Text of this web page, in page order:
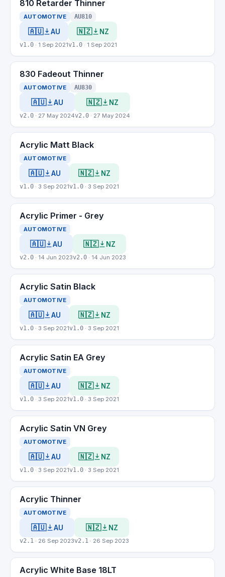
810 Retarder Thinner
AUTOMOTIVE AU810
🇦🇺 AU
v1.0 · 1 Sep 2021
🇳🇿 NZ
v1.0 · 1 Sep 2021
830 Fadeout Thinner
AUTOMOTIVE AU830
🇦🇺 AU
v2.0 · 27 May 2024
🇳🇿 NZ
v2.0 · 27 May 2024
Acrylic Matt Black
AUTOMOTIVE
🇦🇺 AU
v1.0 · 3 Sep 2021
🇳🇿 NZ
v1.0 · 3 Sep 2021
Acrylic Primer - Grey
AUTOMOTIVE
🇦🇺 AU
v2.0 · 14 Jun 2023
🇳🇿 NZ
v2.0 · 14 Jun 2023
Acrylic Satin Black
AUTOMOTIVE
🇦🇺 AU
v1.0 · 3 Sep 2021
🇳🇿 NZ
v1.0 · 3 Sep 2021
Acrylic Satin EA Grey
AUTOMOTIVE
🇦🇺 AU
v1.0 · 3 Sep 2021
🇳🇿 NZ
v1.0 · 3 Sep 2021
Acrylic Satin VN Grey
AUTOMOTIVE
🇦🇺 AU
v1.0 · 3 Sep 2021
🇳🇿 NZ
v1.0 · 3 Sep 2021
Acrylic Thinner
AUTOMOTIVE
🇦🇺 AU
v2.1 · 26 Sep 2023
🇳🇿 NZ
v2.1 · 26 Sep 2023
Acrylic White Base 18LT